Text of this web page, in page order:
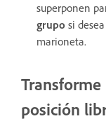
superponen
grupo si
marioneta.
posición